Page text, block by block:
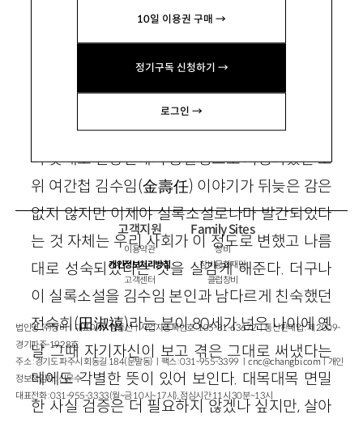
10일 이용권 구매 →
정기구독 신청하기 →
로그인 →
소설가
꼭 53년 전 6·25전쟁이 발발하기 직전에 본인
의 뜻대로 한강변에서 총살형으로 처형되었던 소
위 여간첩 김수임(金壽任) 이야기가 뒤늦은 감은
없지 않지만 이제야 실록소설로나마 발간되었다
는 것 자체는 우리 사회가 이 정도로 변했고 나름
대로 성숙되었다는 것을 실감케 해준다. 더구나
이 실록소설을 김수임 본인과 남다르게 친숙했던
전숙희(田淑禧)라는 분이 80세가 넘은 나이에 옛
날 그때 자기자신이 보고 겪은 그대로 써냈다는
데에도 각별한 뜻이 있어 보인다. 대목대목 면밀
한 사실 검증은 더 필요하지 않겠나 싶지만, 살아
고객지원
이용약관
개인정보처리방침
고객센터
Family Sites
창비
창비문화재단
클럽창비
법인명 : ㈜창비ㅣ대표이사 : 염종선ㅣ사업자등록번호 : 105-81-63672ㅣ통신판매업 : 제 2009-
경기파주-1928호
주소 : 경기도 파주시 회동길 184(문발동)ㅣ팩스 : 031-955-3399 ㅣcnc@changbi.comㅣ개인
정보책임자 : 신문수
대표전화 : 031-955-3333(월~금 10시~17시), 점심시간 11시 30분~13시